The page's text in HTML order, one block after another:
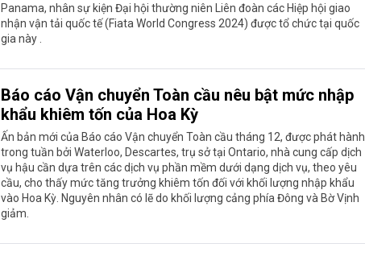
Panama, nhân sự kiện Đại hội thường niên Liên đoàn các Hiệp hội giao
nhận vận tải quốc tế (Fiata World Congress 2024) được tổ chức tại quốc
gia này .
Báo cáo Vận chuyển Toàn cầu nêu bật mức nhập
khẩu khiêm tốn của Hoa Kỳ
Ấn bản mới của Báo cáo Vận chuyển Toàn cầu tháng 12, được phát hành
trong tuần bởi Waterloo, Descartes, trụ sở tại Ontario, nhà cung cấp dịch
vụ hậu cần dựa trên các dịch vụ phần mềm dưới dạng dịch vụ, theo yêu
cầu, cho thấy mức tăng trưởng khiêm tốn đối với khối lượng nhập khẩu
vào Hoa Kỳ. Nguyên nhân có lẽ do khối lượng cảng phía Đông và Bờ Vịnh
giảm.